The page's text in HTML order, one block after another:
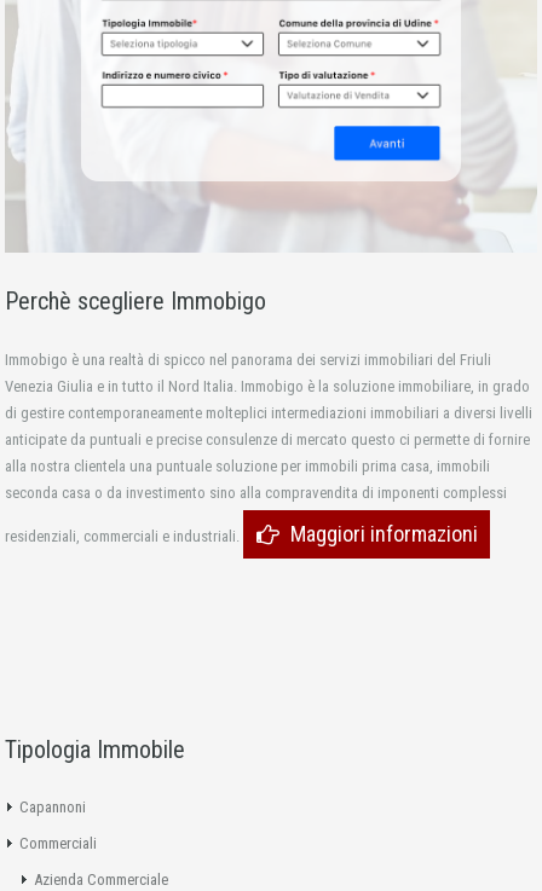
Perchè scegliere Immobigo
Immobigo è una realtà di spicco nel panorama dei servizi immobiliari del Friuli
Venezia Giulia e in tutto il Nord Italia. Immobigo è la soluzione immobiliare, in grado
di gestire contemporaneamente molteplici intermediazioni immobiliari a diversi livelli
anticipate da puntuali e precise consulenze di mercato questo ci permette di fornire
alla nostra clientela una puntuale soluzione per immobili prima casa, immobili
seconda casa o da investimento sino alla compravendita di imponenti complessi
residenziali, commerciali e industriali. Maggiori informazioni
Tipologia Immobile
Capannoni
Commerciali
Azienda Commerciale